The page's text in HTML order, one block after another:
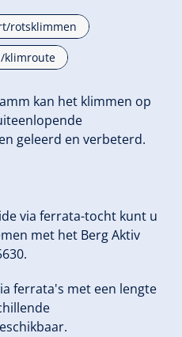
rotsklimmen
klimroute
kan het klimmen op
geleerd en verbeterd.
via ferrata-tocht kunt u
met het Berg Aktiv
ferrata's met een lengte